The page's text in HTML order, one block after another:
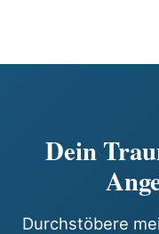
Dein
Durchstöbere